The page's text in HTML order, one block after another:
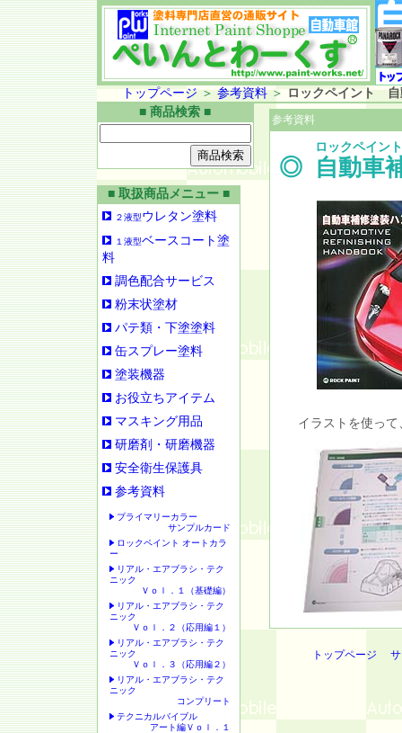
トップページ ＞ 参考資料＞ ロックペイント 自
■ 商品検索 ■
■ 取扱商品メニュー ■
２液型ウレタン塗料
１液型ベースコート塗
料
調色配合サービス
粉末状塗材
パテ類・下塗塗料
缶スプレー塗料
塗装機器
お役立ちアイテム
マスキング用品
研磨剤・研磨機器
安全衛生保護具
参考資料
プライマリーカラー
サンプルカード
ロックペイント オートカラ
ー
リアル・エアブラシ・テク
ニック
Ｖｏｌ．１（基礎編）
リアル・エアブラシ・テク
ニック
Ｖｏｌ．２（応用編１）
リアル・エアブラシ・テク
ニック
Ｖｏｌ．３（応用編２）
リアル・エアブラシ・テク
ニック
コンプリート
テクニカルバイブル
アート編Ｖｏｌ．１
参考資料
◎
ロックペイント
自動車
イラストを使って
トップページ